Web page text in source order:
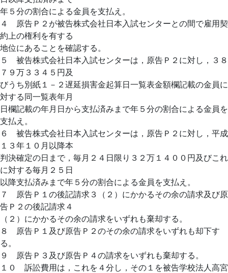
年５分の割合による金員を支払え。
４ 原告Ｐ２が被告株式会社日本入試センターとの間で雇用契
約上の権利を有する
地位にあることを確認する。
５ 被告株式会社日本入試センターは，原告Ｐ２に対し，３８
７９万３３４５円及
びうち別紙１－２遅延損害金起算日一覧表金額欄記載の金員に
対する同一覧表年月
日欄記載の年月日から支払済みまで年５分の割合による金員を
支払え。
６ 被告株式会社日本入試センターは，原告Ｐ２に対し，平成
１３年１０月以降本
判決確定の日まで，毎月２４日限り３２万１４００円及びこれ
に対する毎月２５日
以降支払済みまで年５分の割合による金員を支払え。
７ 原告Ｐ１の後記請求３（２）にかかるその余の請求及び原
告Ｐ２の後記請求４
（２）にかかるその余の請求をいずれも棄却する。
８ 原告Ｐ１及び原告Ｐ２のその余の請求をいずれも却下す
る。
９ 原告Ｐ３及び原告Ｐ４の請求をいずれも棄却する。
１０ 訴訟費用は，これを４分し，その１を被告学校法人高宮